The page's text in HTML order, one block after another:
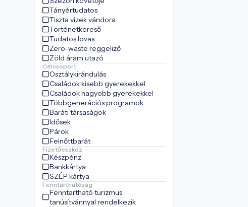
Tányértudatos
Tiszta vizek vándora
Történetkereső
Tudatos lovas
Zero-waste reggeliző
Zöld áram utazó
Célcsoport
Osztálykirándulás
Családok kisebb gyerekekkel
Családok nagyobb gyerekekkel
Többgenerációs programok
Baráti társaságok
Idősek
Párok
Felnőttbarát
Fizetőeszköz
Készpénz
Bankkártya
SZÉP kártya
Fenntarthatóság
Fenntartható turizmus
tanúsítvánnyal rendelkezik